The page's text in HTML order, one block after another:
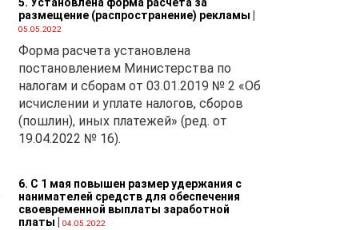
размещение (распространение) рекламы
05.05.2022
Форма расчета установлена
постановлением Министерства по
налогам и сборам от 03.01.2019 № 2 «Об
исчислении и уплате налогов, сборов
(пошлин), иных платежей» (ред. от
19.04.2022 № 16).
6. С 1 мая повышен размер удержания с
нанимателей средств для обеспечения
своевременной выплаты заработной
платы
04.05.2022